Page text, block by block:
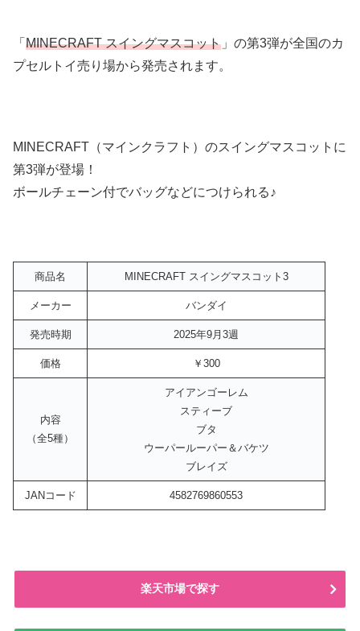
「 MINECRAFT スイングマスコット 」の第3弾が全国のカ
プセルトイ売り場から発売されます。
MINECRAFT（マインクラフト）のスイングマスコットに
第3弾が登場！
ボールチェーン付でバッグなどにつけられる♪
商品名 MINECRAFT スイングマスコット3
メーカー バンダイ
発売時期 2025年9月3週
価格 ￥300
内容
（全5種）
アイアンゴーレム
スティーブ
ブタ
ウーパールーパー＆バケツ
ブレイズ
JANコード 4582769860553
楽天市場で探す